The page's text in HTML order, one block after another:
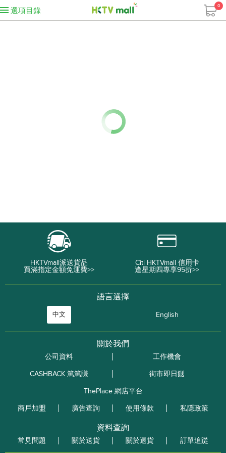
選項目錄
0
HKTVmall派送貨品
買滿指定金額免運費>>
Citi HKTVmall 信用卡
逢星期四專享95折>>
語言選擇
中文 English
關於我們
公司資料
工作機會
CASHBACK 篤篤賺
街市即日餸
ThePlace 網店平台
商戶加盟
廣告查詢 使用條款 私隱政策
資料查詢
常見問題 關於送貨 關於退貨 訂單追踨